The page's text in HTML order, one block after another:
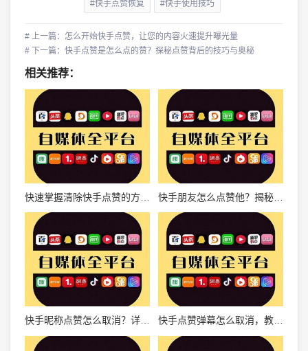
#快手点赞恢复 #快手使用技巧
# 上一篇：怎么开始快手点赞，让您的内容火速提升曝光量
# 下一篇：快手点赞是怎么点的赞？探秘点赞背后的技巧与奥秘
相关推荐：
快手朋友怎么点赞他？揭秘点赞技巧，让你们的关系更亲近！
快手昵称点赞怎么取消？详解操作步骤，让你轻松掌控互动体验 快手点赞弹幕怎么取消，教你轻松解决烦恼！